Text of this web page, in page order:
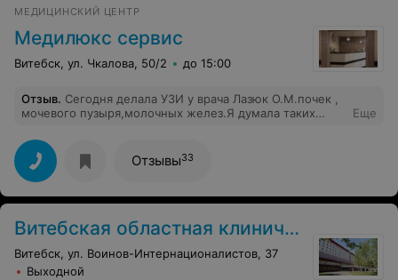
МЕДИЦИНСКИЙ ЦЕНТР
Медилюкс сервис
Витебск, ул. Чкалова, 50/2 до 15:00
Отзыв. Сегодня делала УЗИ у врача Лазюк О.М.почек ,
мочевого пузыря,молочных желез.Я думала таких
довольна,что врач меня не разочеровала,настроение
выходя из клиники было замечательное,как
хорошо,что такие врачи ещё есть у нас.Здоровья вам
,всего самого доброго,девочки в регистратуре
приветливые,все расскажут и обьеснят,клиника
удивлена.Благодарю всех,теперь только сюда
Еще
Отзывы33
Витебская областная клиническая больница
Витебск, ул. Воинов-Интернационалистов, 37
Выходной